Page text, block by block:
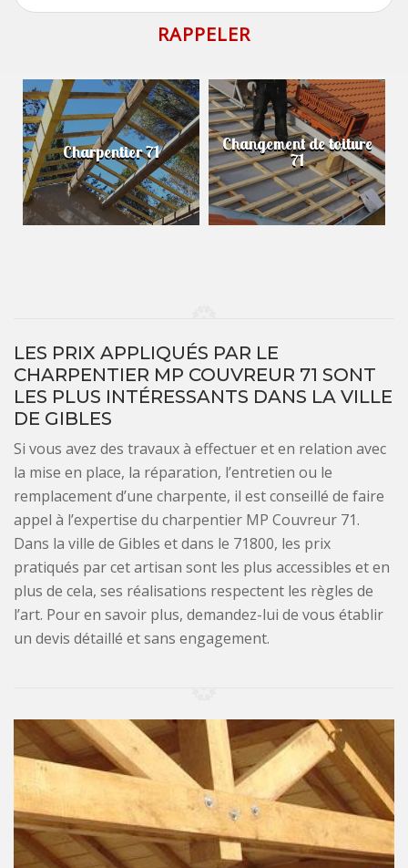
Charpentier 71 Changement de toiture
71
LES PRIX APPLIQUÉS PAR LE
CHARPENTIER MP COUVREUR 71 SONT
LES PLUS INTÉRESSANTS DANS LA VILLE
DE GIBLES
Si vous avez des travaux à effectuer et en relation avec
la mise en place, la réparation, l’entretien ou le
remplacement d’une charpente, il est conseillé de faire
appel à l’expertise du charpentier MP Couvreur 71.
Dans la ville de Gibles et dans le 71800, les prix
pratiqués par cet artisan sont les plus accessibles et en
plus de cela, ses réalisations respectent les règles de
l’art. Pour en savoir plus, demandez-lui de vous établir
un devis détaillé et sans engagement.